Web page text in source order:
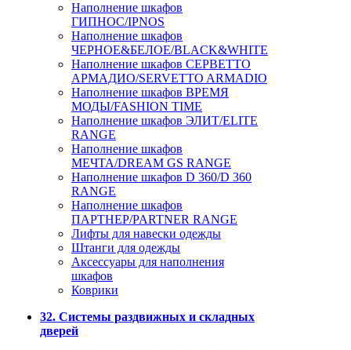
Наполнение шкафов
ГИПНОС/IPNOS
Наполнение шкафов
ЧЕРНОЕ&БЕЛОЕ/BLACK&WHITE
Наполнение шкафов СЕРВЕТТО
АРМАДИО/SERVETTO ARMADIO
Наполнение шкафов ВРЕМЯ
МОДЫ/FASHION TIME
Наполнение шкафов ЭЛИТ/ELITE
RANGE
Наполнение шкафов
МЕЧТА/DREAM GS RANGE
Наполнение шкафов D 360/D 360
RANGE
Наполнение шкафов
ПАРТНЕР/PARTNER RANGE
Лифты для навески одежды
Штанги для одежды
Аксессуары для наполнения
шкафов
Коврики
32. Системы раздвижных и складных
дверей